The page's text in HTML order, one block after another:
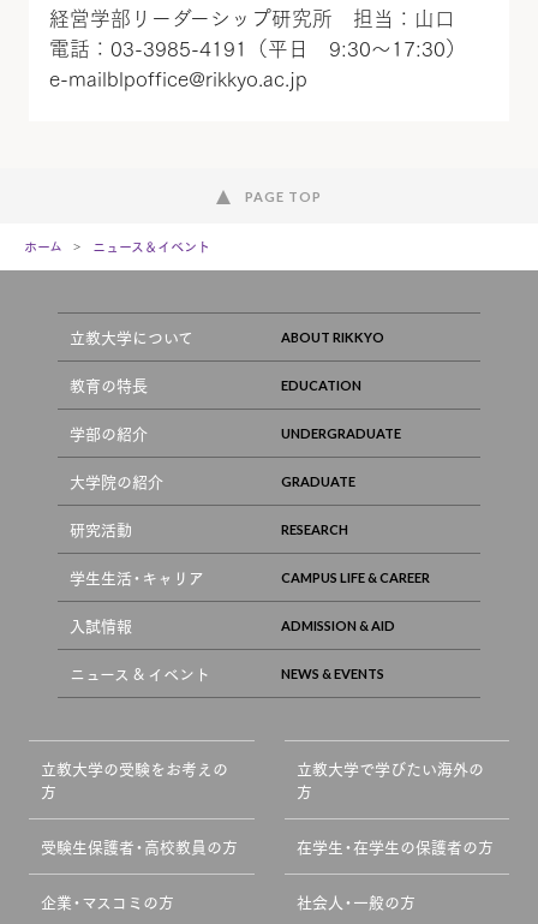
経営学部リーダーシップ研究所 担当：山口
電話：03-3985-4191（平日 9:30～17:30）
e-mailblpoffice@rikkyo.ac.jp
PAGE TOP
ホーム ニュース＆イベント
立教大学について
教育の特長
学部の紹介
大学院の紹介
研究活動
学生生活・キャリア
入試情報
ニュース & イベント
立教大学の受験をお考えの
方
立教大学で学びたい海外の
方
受験生保護者・高校教員の方 在学生・在学生の保護者の方
企業・マスコミの方 社会人・一般の方